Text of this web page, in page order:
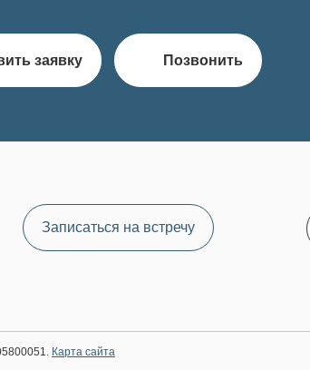
заявку Позвонить
Записаться на встречу
Карта сайта